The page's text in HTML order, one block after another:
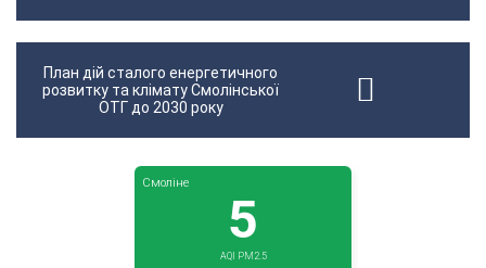
План дій сталого енергетичного
розвитку та клімату Смолінської
ОТГ до 2030 року